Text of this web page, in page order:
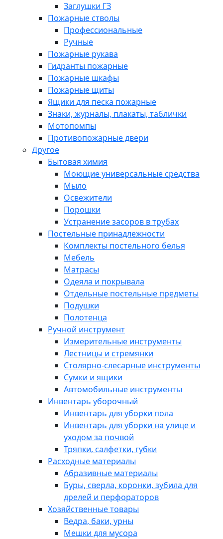
Заглушки ГЗ
Пожарные стволы
Профессиональные
Ручные
Пожарные рукава
Гидранты пожарные
Пожарные шкафы
Пожарные щиты
Ящики для песка пожарные
Знаки, журналы, плакаты, таблички
Мотопомпы
Противопожарные двери
Другое
Бытовая химия
Моющие универсальные средства
Мыло
Освежители
Порошки
Устранение засоров в трубах
Постельные принадлежности
Комплекты постельного белья
Мебель
Матрасы
Одеяла и покрывала
Отдельные постельные предметы
Подушки
Полотенца
Ручной инструмент
Измерительные инструменты
Лестницы и стремянки
Столярно-слесарные инструменты
Сумки и ящики
Автомобильные инструменты
Инвентарь уборочный
Инвентарь для уборки пола
Инвентарь для уборки на улице и
уходом за почвой
Тряпки, салфетки, губки
Расходные материалы
Абразивные материалы
Буры, сверла, коронки, зубила для
дрелей и перфораторов
Хозяйственные товары
Ведра, баки, урны
Мешки для мусора